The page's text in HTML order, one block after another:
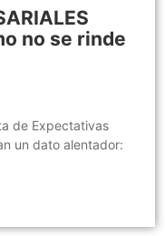
no se rinde
de Expectativas
un dato alentador: